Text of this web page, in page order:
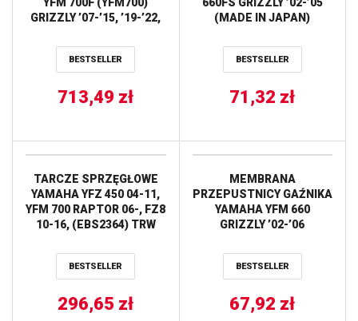
GRIZZLY ’07-’15, ’19-’22,
YXM 700 VIKING ’14-20,
YFM 700 KODIAK ’19-20
PROX
BESTSELLER
713,49 zł
(MADE IN JAPAN)
BESTSELLER
71,32 zł
TARCZE SPRZĘGŁOWE
YAMAHA YFZ 450 04-11,
YFM 700 RAPTOR 06-, FZ8
10-16, (EBS2364) TRW
BESTSELLER
296,65 zł
MEMBRANA
PRZEPUSTNICY GAŹNIKA
YAMAHA YFM 660
GRIZZLY ’02-’06
BESTSELLER
67,92 zł